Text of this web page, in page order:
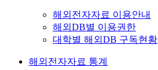
해외전자자료 이용안내
해외DB별 이용권한
대학별 해외DB 구독현황
해외전자자료 통계